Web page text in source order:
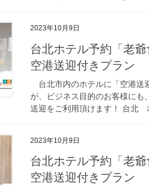
2023年10月9日
台北ホテル予約「老
空港送迎付きプラン
台北市内のホテルに「空港送
が、ビジネス目的のお客様に
送迎をご利用頂けます！ 台
2023年10月9日
台北ホテル予約「老
空港送迎付きプラン